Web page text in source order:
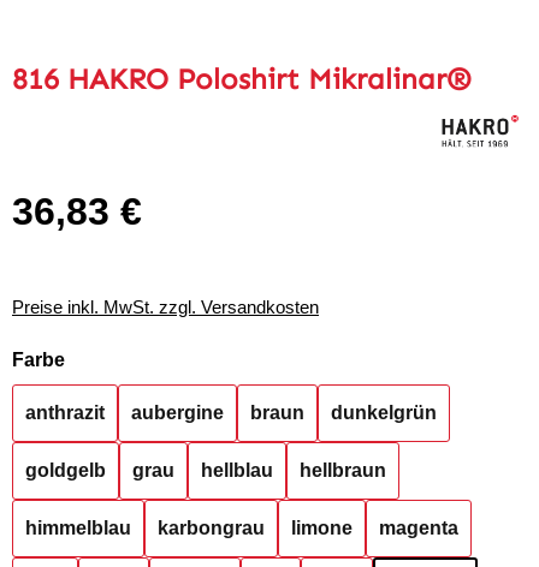
816 HAKRO Poloshirt Mikralinar®
Regulärer Preis:
36,83 €
Preise inkl. MwSt. zzgl. Versandkosten
Farbeauswählen
anthrazit aubergine braun dunkelgrün
goldgelb grau hellblau hellbraun
himmelblau karbongrau limone magenta